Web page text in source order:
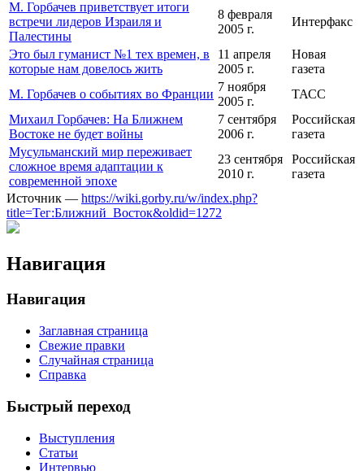
М. Горбачев приветствует итоги
встречи лидеров Израиля и
Палестины
8 февраля
2005 г.
Интерфакс
Это был гуманист №1 тех времен, в
которые нам довелось жить
11 апреля
2005 г.
Новая
газета
М. Горбачев о событиях во Франции
7 ноября
2005 г.
ТАСС
Михаил Горбачев: На Ближнем
Востоке не будет войны
7 сентября
2006 г.
Российская
газета
Мусульманский мир переживает
сложное время адаптации к
современной эпохе
23 сентября
2010 г.
Российская
газета
Источник — https://wiki.gorby.ru/w/index.php?
title=Тег:Ближний_Восток&oldid=1272
Навигация
Навигация
Заглавная страница
Свежие правки
Случайная страница
Справка
Быстрый переход
Выступления
Статьи
Интервью